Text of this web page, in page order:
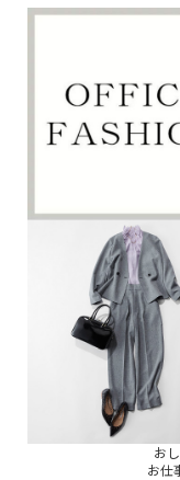
お
お仕